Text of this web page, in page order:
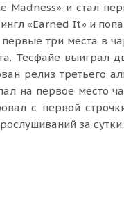
Madness» и стал
«Earned It» и
три места в
Тесфайе выиграл
релиз третьего
на первое место
с первой
за сутки.